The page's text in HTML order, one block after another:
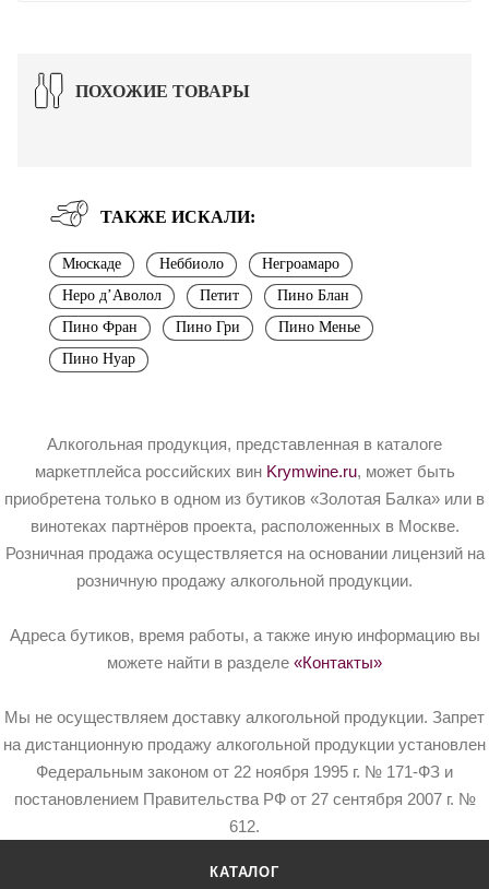
ПОХОЖИЕ ТОВАРЫ
ТАКЖЕ ИСКАЛИ:
Мюскаде Неббиоло
Негроамаро
Неро д’Аволол
Петит
Пино Блан
Пино Фран
Пино Гри
Пино Менье
Пино Нуар
Алкогольная продукция, представленная в каталоге
маркетплейса российских вин Krymwine.ru, может быть
приобретена только в одном из бутиков «Золотая Балка» или в
винотеках партнёров проекта, расположенных в Москве.
Розничная продажа осуществляется на основании лицензий на
розничную продажу алкогольной продукции.
Адреса бутиков, время работы, а также иную информацию вы
можете найти в разделе «Контакты»
Мы не осуществляем доставку алкогольной продукции. Запрет
на дистанционную продажу алкогольной продукции установлен
Федеральным законом от 22 ноября 1995 г. № 171-ФЗ и
постановлением Правительства РФ от 27 сентября 2007 г. №
612.
КАТАЛОГ